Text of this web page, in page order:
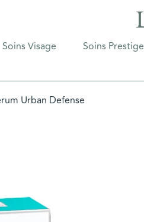
Soins Visage Soins Prestige
Urban Defense